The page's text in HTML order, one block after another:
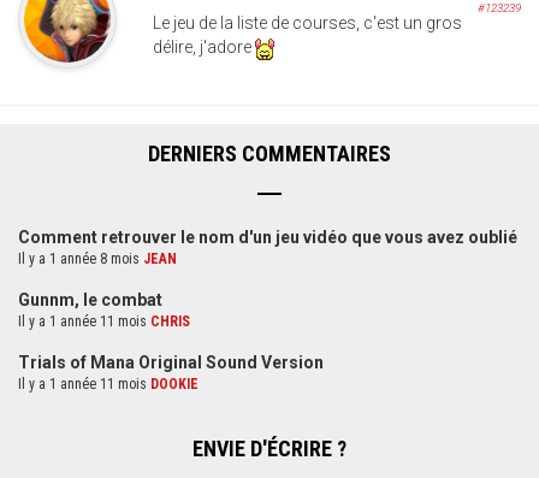
#123239
Le jeu de la liste de courses, c'est un gros
délire, j'adore
DERNIERS COMMENTAIRES
Comment retrouver le nom d'un jeu vidéo que vous avez oublié
Il y a 1 année 8 mois JEAN
Gunnm, le combat
Il y a 1 année 11 mois CHRIS
Trials of Mana Original Sound Version
Il y a 1 année 11 mois DOOKIE
ENVIE D'ÉCRIRE ?